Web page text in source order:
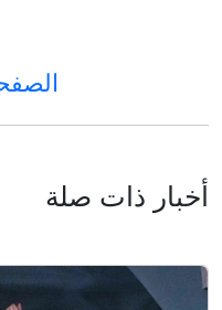
أخبار ذات صلة